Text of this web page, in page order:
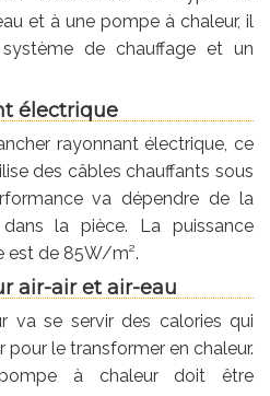
et à une pompe à chaleur, il
de chauffage et un
électrique
rayonnant électrique, ce
des câbles chauffants sous
va dépendre de la
la pièce. La puissance
est de 85W/m².
air-air et air-eau
va se servir des calories qui
pour le transformer en chaleur.
à chaleur doit être